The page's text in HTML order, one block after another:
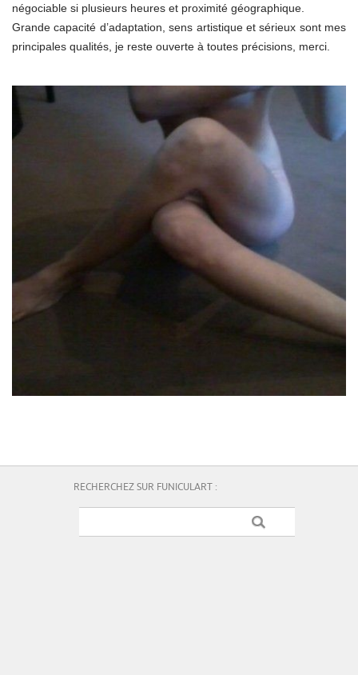
négociable si plusieurs heures et proximité géographique.
Grande capacité d’adaptation, sens artistique et sérieux sont mes
principales qualités, je reste ouverte à toutes précisions, merci.
RECHERCHEZ SUR FUNICULART :